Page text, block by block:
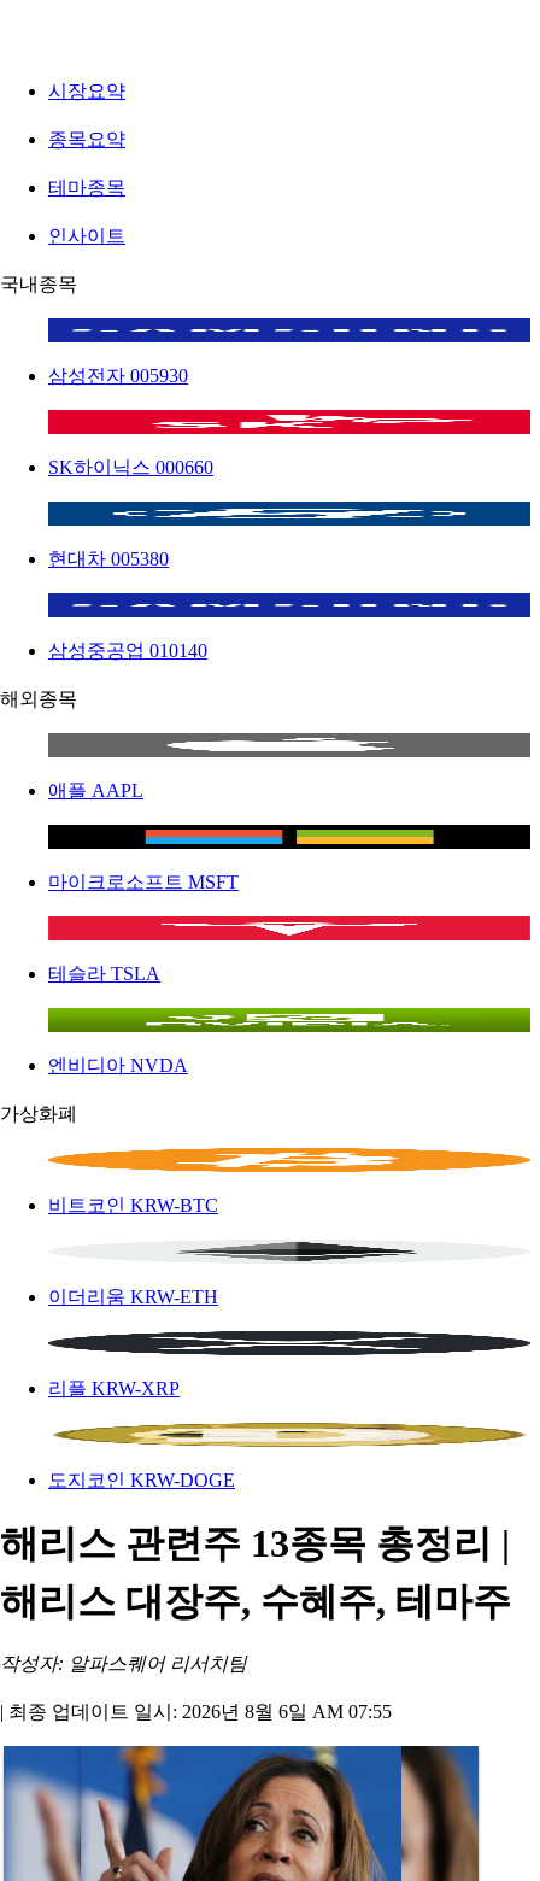
시장요약
종목요약
테마종목
인사이트
국내종목
삼성전자 005930
SK하이닉스 000660
현대차 005380
삼성중공업 010140
해외종목
애플 AAPL
마이크로소프트 MSFT
테슬라 TSLA
엔비디아 NVDA
가상화폐
비트코인 KRW-BTC
이더리움 KRW-ETH
리플 KRW-XRP
도지코인 KRW-DOGE
해리스 관련주 13종목 총정리 |
해리스 대장주, 수혜주, 테마주
작성자: 알파스퀘어 리서치팀
| 최종 업데이트 일시: 2026년 8월 6일 AM 07:55